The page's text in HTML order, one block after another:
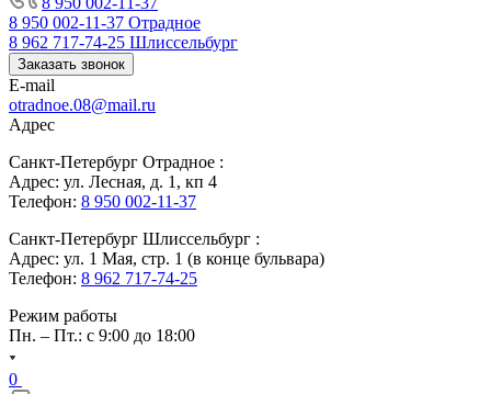
8 950 002-11-37 Отрадное
8 962 717-74-25 Шлиссельбург
Заказать звонок
E-mail
otradnoe.08@mail.ru
Адрес
Санкт-Петербург Отрадное :
Адрес: ул. Лесная, д. 1, кп 4
Телефон: 8 950 002-11-37
Санкт-Петербург Шлиссельбург :
Адрес: ул. 1 Мая, стр. 1 (в конце бульвара)
Телефон: 8 962 717-74-25
Режим работы
Пн. – Пт.: с 9:00 до 18:00
0